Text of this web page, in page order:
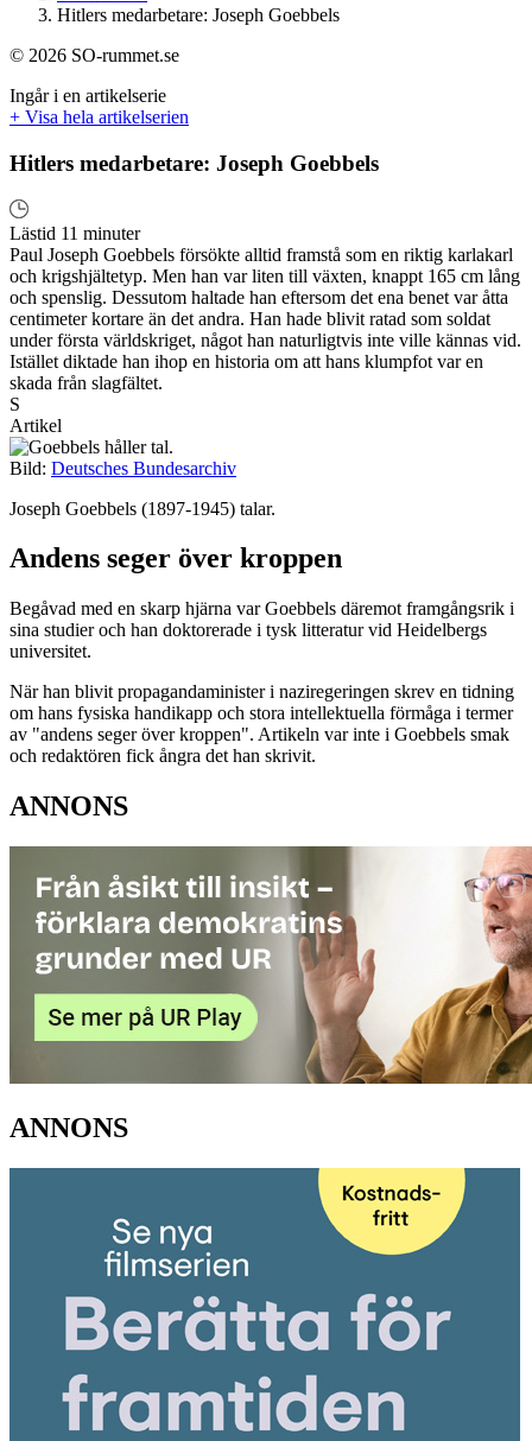
Hitlers medarbetare: Joseph Goebbels
© 2026 SO-rummet.se
Ingår i en artikelserie
+ Visa hela artikelserien
Hitlers medarbetare: Joseph Goebbels
Lästid 11 minuter
Paul Joseph Goebbels försökte alltid framstå som en riktig karlakarl
och krigshjältetyp. Men han var liten till växten, knappt 165 cm lång
och spenslig. Dessutom haltade han eftersom det ena benet var åtta
centimeter kortare än det andra. Han hade blivit ratad som soldat
under första världskriget, något han naturligtvis inte ville kännas vid.
Istället diktade han ihop en historia om att hans klumpfot var en
skada från slagfältet.
S
Artikel
Bild: Deutsches Bundesarchiv
Joseph Goebbels (1897-1945) talar.
Andens seger över kroppen
Begåvad med en skarp hjärna var Goebbels däremot framgångsrik i
sina studier och han doktorerade i tysk litteratur vid Heidelbergs
universitet.
När han blivit propagandaminister i naziregeringen skrev en tidning
om hans fysiska handikapp och stora intellektuella förmåga i termer
av "andens seger över kroppen". Artikeln var inte i Goebbels smak
och redaktören fick ångra det han skrivit.
ANNONS
ANNONS